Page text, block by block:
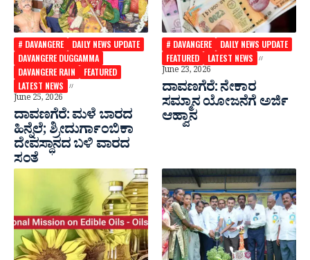
# DAVANGERE
DAILY NEWS UPDATE
DAVANGERE DUGGAMMA
DAVANGERE RAIN
FEATURED
LATEST NEWS
June 25, 2026
ದಾವಣಗೆರೆ: ಮಳೆ ಬಾರದ
ಹಿನ್ನೆಲೆ; ಶ್ರೀದುರ್ಗಾಂಬಿಕಾ
ದೇವಸ್ಥಾನದ ಬಳಿ ವಾರದ
ಸಂತೆ
# DAVANGERE
DAILY NEWS UPDATE
FEATURED
LATEST NEWS
June 23, 2026
ದಾವಣಗೆರೆ: ನೇಕಾರ
ಸಮ್ಮಾನ ಯೋಜನೆಗೆ ಅರ್ಜಿ
ಆಹ್ವಾನ